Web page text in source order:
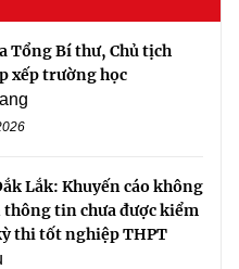
Tổng Bí thư, Chủ tịch
xếp trường học
Lắk: Khuyến cáo không
tin chưa được kiểm
thi tốt nghiệp THPT